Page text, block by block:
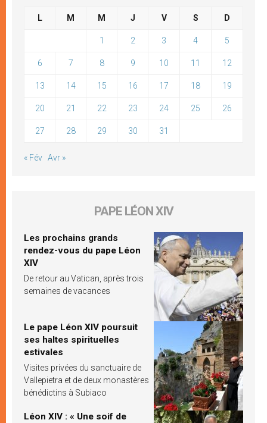
L M M J V S D
1 2 3 4 5
6 7 8 9 10 11 12
13 14 15 16 17 18 19
20 21 22 23 24 25 26
27 28 29 30 31
« Fév Avr »
PAPE LÉON XIV
Les prochains grands
rendez-vous du pape Léon
XIV
De retour au Vatican, après trois
semaines de vacances
Le pape Léon XIV poursuit
ses haltes spirituelles
estivales
Visites privées du sanctuaire de
Vallepietra et de deux monastères
bénédictins à Subiaco
Léon XIV : « Une soif de